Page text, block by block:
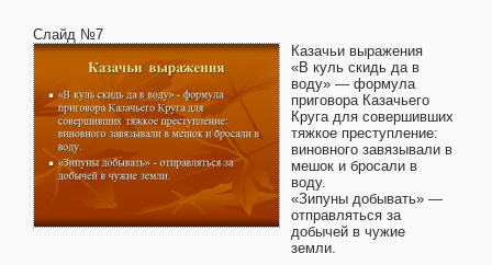
Слайд №7
Казачьи выражения
«В куль скидь да в
воду» — формула
приговора Казачьего
Круга для совершивших
тяжкое преступление:
виновного завязывали в
мешок и бросали в
воду.
«Зипуны добывать» —
отправляться за
добычей в чужие
земли.